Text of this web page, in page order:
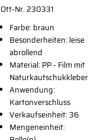
Ott-Nr. 230331
Farbe: braun
Besonderheiten: leise
abrollend
Material: PP - Film mit
Naturkautschukkleber
Anwendung:
Kartonverschluss
Verkaufseinheit: 36
Mengeneinheit: